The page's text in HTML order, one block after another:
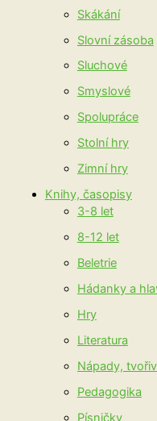
Skákání
Slovní zásoba
Sluchové
Smyslové
Spolupráce
Stolní hry
Zimní hry
Knihy, časopisy
3-8 let
8-12 let
Beletrie
Hádanky a
Hry
Literatura
Nápady,
Pedagogika
Písničky